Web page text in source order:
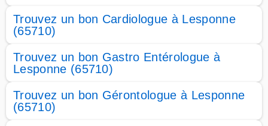
Trouvez un bon Cardiologue à Lesponne
(65710)
Trouvez un bon Gastro Entérologue à
Lesponne (65710)
Trouvez un bon Gérontologue à Lesponne
(65710)